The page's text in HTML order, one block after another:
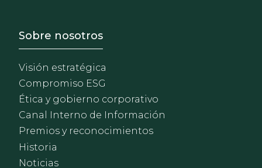
Footer - Sobre Nosotros
Sobre nosotros
Visión estratégica
Compromiso ESG
Ética y gobierno corporativo
Canal Interno de Información
Premios y reconocimientos
Historia
Noticias